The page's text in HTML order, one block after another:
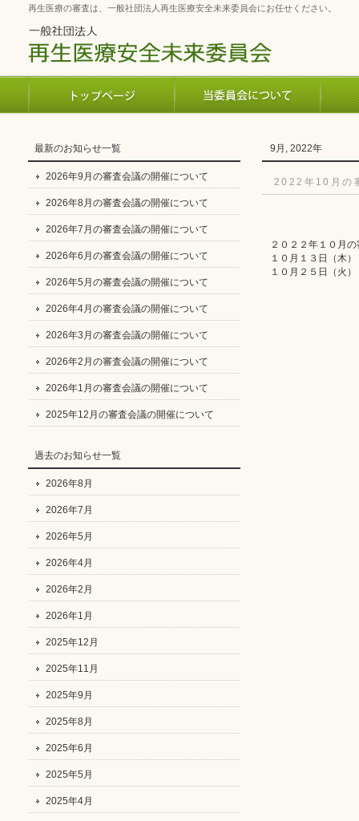
再生医療の審査は、一般社団法人再生医療安全未来委員会にお任せください。
9月, 2022年
2022年10月の
２０２２年１０月
１０月１３日（木）
１０月２５日（火）
最新のお知らせ一覧
2026年9月の審査会議の開催について
2026年8月の審査会議の開催について
2026年7月の審査会議の開催について
2026年6月の審査会議の開催について
2026年5月の審査会議の開催について
2026年4月の審査会議の開催について
2026年3月の審査会議の開催について
2026年2月の審査会議の開催について
2026年1月の審査会議の開催について
2025年12月の審査会議の開催について
過去のお知らせ一覧
2026年8月
2026年7月
2026年5月
2026年4月
2026年2月
2026年1月
2025年12月
2025年11月
2025年9月
2025年8月
2025年6月
2025年5月
2025年4月